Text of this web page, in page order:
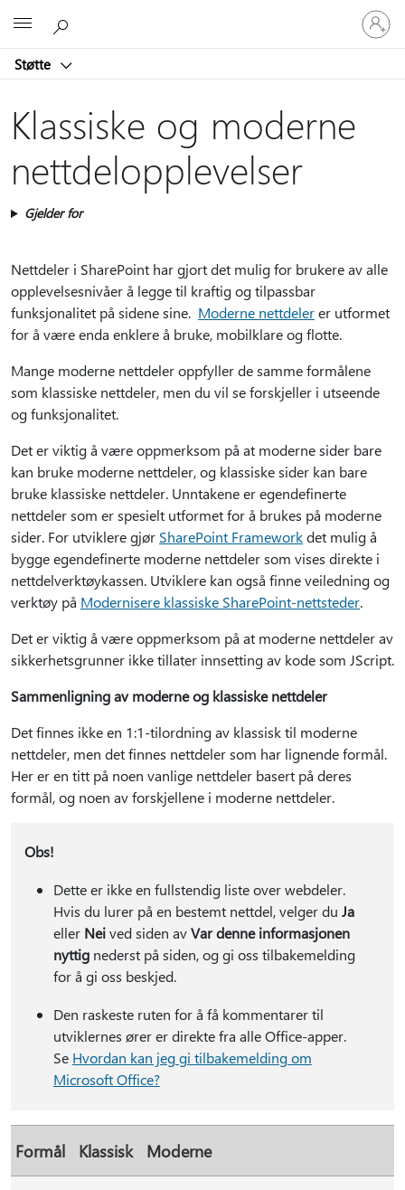
Støtte
Logg
på
kontoen
Klassiske og moderne
nettdelopplevelser
Gjelder for
Nettdeler i SharePoint har gjort det mulig for brukere av alle
opplevelsesnivåer å legge til kraftig og tilpassbar
funksjonalitet på sidene sine. Moderne nettdelerer utformet
for å være enda enklere å bruke, mobilklare og flotte.
Mange moderne nettdeler oppfyller de samme formålene
som klassiske nettdeler, men du vil se forskjeller i utseende
og funksjonalitet.
Det er viktig å være oppmerksom på at moderne sider bare
kan bruke moderne nettdeler, og klassiske sider kan bare
bruke klassiske nettdeler. Unntakene er egendefinerte
nettdeler som er spesielt utformet for å brukes på moderne
sider. For utviklere gjør SharePoint Frameworkdet mulig å
bygge egendefinerte moderne nettdeler som vises direkte i
nettdelverktøykassen. Utviklere kan også finne veiledning og
verktøy på Modernisere klassiske SharePoint-nettsteder.
Det er viktig å være oppmerksom på at moderne nettdeler av
sikkerhetsgrunner ikke tillater innsetting av kode som JScript.
Sammenligning av moderne og klassiske nettdeler
Det finnes ikke en 1:1-tilordning av klassisk til moderne
nettdeler, men det finnes nettdeler som har lignende formål.
Her er en titt på noen vanlige nettdeler basert på deres
formål, og noen av forskjellene i moderne nettdeler.
Obs!
Dette er ikke en fullstendig liste over webdeler.
Hvis du lurer på en bestemt nettdel, velger du Ja
eller Neived siden avVar denne informasjonen
nyttignederst på siden, og gi oss tilbakemelding
for å gi oss beskjed.
Den raskeste ruten for å få kommentarer til
utviklernes ører er direkte fra alle Office-apper.
Se Hvordan kan jeg gi tilbakemelding om
Microsoft Office?
Formål Klassisk Moderne